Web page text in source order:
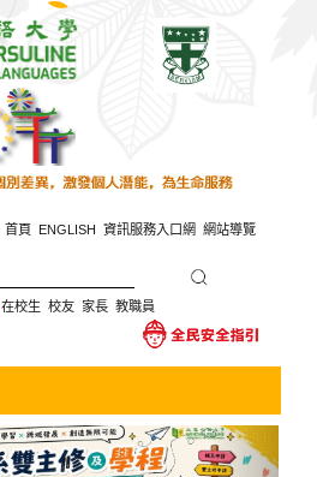
首頁 ENGLISH 資訊服務入口網 網站導覽
在校生 校友 家長 教職員
Next